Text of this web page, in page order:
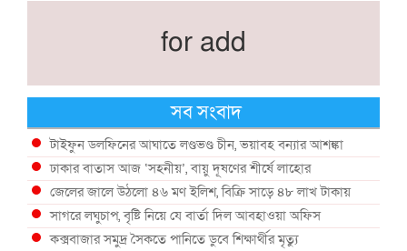
for add
সব সংবাদ
টাইফুন ডলফিনের আঘাতে লণ্ডভণ্ড চীন, ভয়াবহ বন্যার আশঙ্কা
ঢাকার বাতাস আজ ‘সহনীয়’, বায়ু দূষণের শীর্ষে লাহোর
জেলের জালে উঠলো ৪৬ মণ ইলিশ, বিক্রি সাড়ে ৪৮ লাখ টাকায়
সাগরে লঘুচাপ, বৃষ্টি নিয়ে যে বার্তা দিল আবহাওয়া অফিস
কক্সবাজার সমুদ্র সৈকতে পানিতে ডুবে শিক্ষার্থীর মৃত্যু